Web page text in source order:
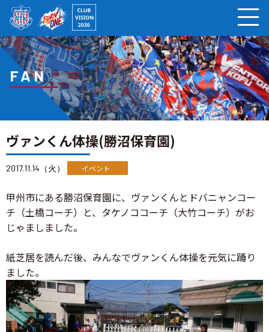
FAN
ヴァンくん体操(勝沼保育園)
2017.11.14（火） イベント
甲州市にある勝沼保育園に、ヴァンくんとドバニャンコー
チ（土橋コーチ）と、タケノココーチ（大竹コーチ）がお
じゃましました。
紙芝居を読んだ後、みんなでヴァンくん体操を元気に踊り
ました。